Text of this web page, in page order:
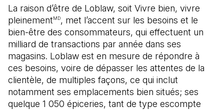
La raison d’être de Loblaw, soit Vivre bien, vivre
pleinementMD, met l’accent sur les besoins et le
bien-être des consommateurs, qui effectuent un
milliard de transactions par année dans ses
magasins. Loblaw est en mesure de répondre à
ces besoins, voire de dépasser les attentes de la
clientèle, de multiples façons, ce qui inclut
notamment ses emplacements bien situés; ses
quelque 1 050 épiceries, tant de type escompte